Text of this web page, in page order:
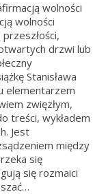
wolności
wolności
drzwi lub
Stanisława
elementarzem
zwięzłym,
treści, wykładem
Jest
między
się
się rozmaici